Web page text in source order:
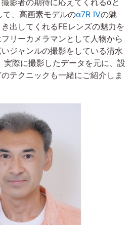
影者の期待に応えてくれるαと
て、高画素モデルのα7R IVの魅
出してくれるFEレンズの魅力を
リーカメラマンとして人物から
ジャンルの撮影をしている清水
際に撮影したデータを元に、設
テクニックも一緒にご紹介しま